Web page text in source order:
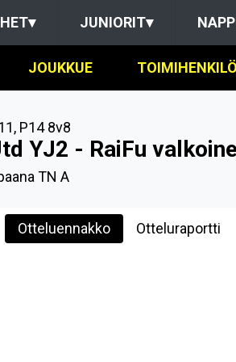
▾ JUNIORIT▾
JOUKKUE
, P14 8v8
YJ2 - RaiFu
TN A
Otteluennakko Otteluraportti